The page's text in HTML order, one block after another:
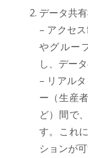
データ共
– アクセ
やグルー
し、デー
– リアル
ー（生産
ど）間で
す。これ
ションが